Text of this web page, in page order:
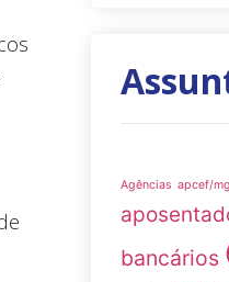
Agências apcef/mg
bancários